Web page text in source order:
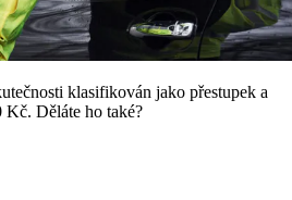
klasifikován jako přestupek a
Kč. Děláte ho také?